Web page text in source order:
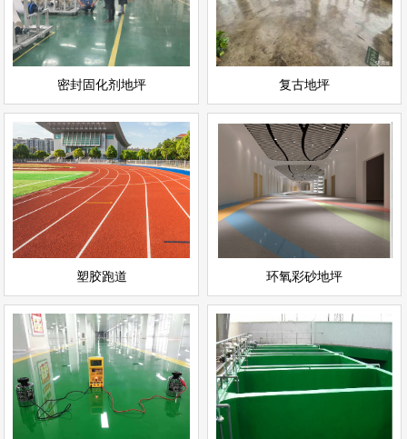
密封固化剂地坪
立即询问
复古地坪
立即询问
塑胶跑道
塑胶跑道
运动场地坪
立即询问
环氧彩砂地坪
环氧彩砂地坪
环氧地坪
查看详情
立即询问
环氧防静电自流平地坪
环氧地坪
立即询问
环氧防腐地坪
环氧地坪
查看详情
立即询问